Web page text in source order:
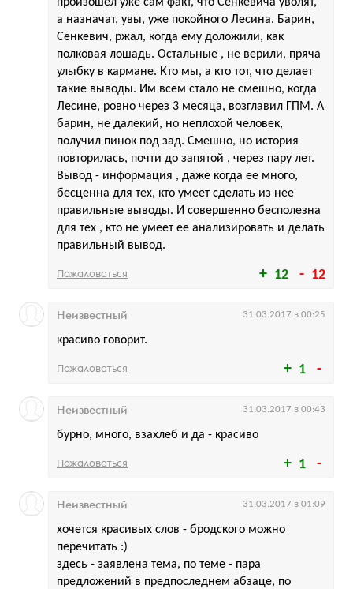
12 12
а назначат, увы, уже покойного Лесина. Барин,
Сенкевич, ржал, когда ему доложили, как
полковая лошадь. Остальные , не верили, пряча
улыбку в кармане. Кто мы, а кто тот, что делает
такие выводы. Им всем стало не смешно, когда
Лесине, ровно через 3 месяца, возглавил ГПМ. А
барин, не далекий, но неплохой человек,
получил пинок под зад. Смешно, но история
повторилась, почти до запятой , через пару лет.
Вывод - информация , даже когда ее много,
бесценна для тех, кто умеет сделать из нее
правильные выводы. И совершенно бесполезна
для тех , кто не умеет ее анализировать и делать
правильный вывод.
Пожаловаться
1
красиво говорит.
Неизвестный 31.03.2017 в 00:25
Пожаловаться
1
бурно, много, взахлеб и да - красиво
Неизвестный 31.03.2017 в 00:43
Пожаловаться
хочется красивых слов - бродского можно
перечитать :)
здесь - заявлена тема, по теме - пара
предложений в предпоследнем абзаце, по
Неизвестный 31.03.2017 в 01:09